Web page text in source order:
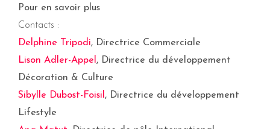
Pour en savoir plus
Contacts :
Delphine Tripodi, Directrice Commerciale
Lison Adler-Appel , Directrice du développement
Décoration & Culture
Sibylle Dubost-Foisil , Directrice du développement
Lifestyle